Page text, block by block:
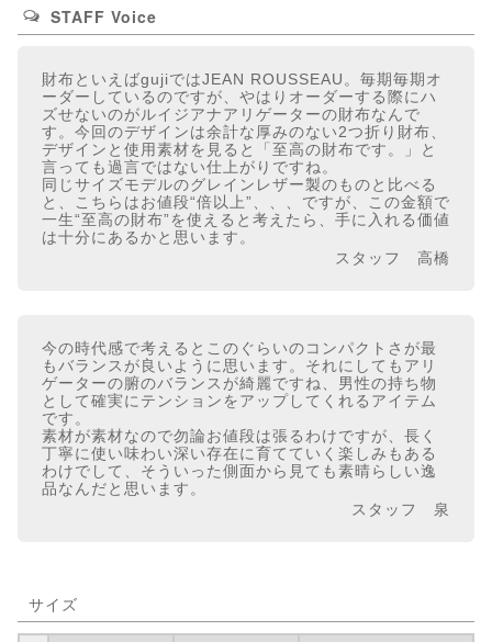
STAFF Voice
財布といえばgujiではJEAN ROUSSEAU。毎期毎期オ
ーダーしているのですが、やはりオーダーする際にハ
ズせないのがルイジアナアリゲーターの財布なんで
す。今回のデザインは余計な厚みのない2つ折り財布、
デザインと使用素材を見ると「至高の財布です。」と
言っても過言ではない仕上がりですね。
同じサイズモデルのグレインレザー製のものと比べる
と、こちらはお値段“倍以上”、、、ですが、この金額で
一生“至高の財布”を使えると考えたら、手に入れる価値
は十分にあるかと思います。
スタッフ 高橋
今の時代感で考えるとこのぐらいのコンパクトさが最
もバランスが良いように思います。それにしてもアリ
ゲーターの腑のバランスが綺麗ですね、男性の持ち物
として確実にテンションをアップしてくれるアイテム
です。
素材が素材なので勿論お値段は張るわけですが、長く
丁寧に使い味わい深い存在に育てていく楽しみもある
わけでして、そういった側面から見ても素晴らしい逸
品なんだと思います。
スタッフ 泉
サイズ